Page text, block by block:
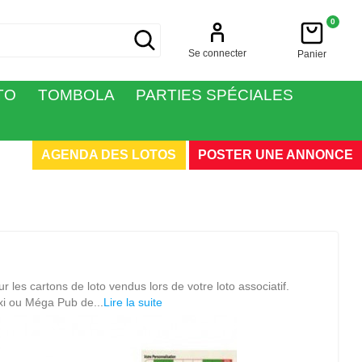
Se connecter Panier
0
TOMBOLA
PARTIES SPÉCIALES
AGENDA DES LOTOS POSTER UNE ANNONCE
les cartons de loto vendus lors de votre loto associatif.
Méga Pub de... Lire la suite